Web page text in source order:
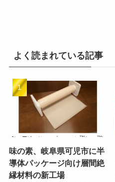
よく読まれている記事
味の素、岐阜県可児市に半
導体パッケージ向け層間絶
縁材料の新工場